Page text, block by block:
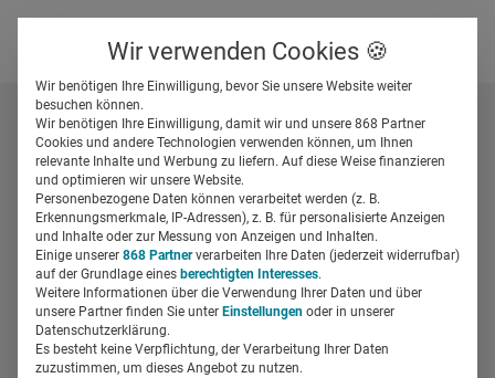
Gespeicherte Beiträge
Suchfeld
Suchen
Alle Beiträge mit dem
Schlagwort
„Patientenkommunikation“
Beiträge filtern
Wir verwenden Cookies 🍪
Wir benötigen Ihre Einwilligung, bevor Sie unsere Website weiter
besuchen können.
Wir benötigen Ihre Einwilligung, damit wir und unsere 868 Partner
Cookies und andere Technologien verwenden können, um Ihnen
relevante Inhalte und Werbung zu liefern. Auf diese Weise finanzieren
und optimieren wir unsere Website.
Personenbezogene Daten können verarbeitet werden (z. B.
Erkennungsmerkmale, IP-Adressen), z. B. für personalisierte Anzeigen
und Inhalte oder zur Messung von Anzeigen und Inhalten.
Einige unserer 868 Partnerverarbeiten Ihre Daten (jederzeit widerrufbar)
auf der Grundlage eines berechtigten Interesses.
Weitere Informationen über die Verwendung Ihrer Daten und über
unsere Partner finden Sie unter Einstellungen oder in unserer
Datenschutzerklärung.
Es besteht keine Verpflichtung, der Verarbeitung Ihrer Daten
zuzustimmen, um dieses Angebot zu nutzen.